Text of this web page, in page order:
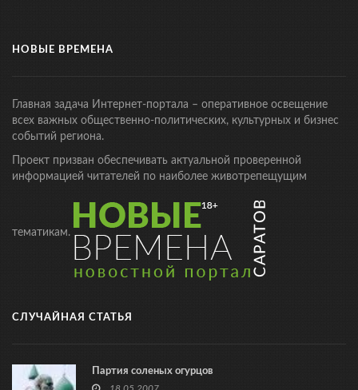
НОВЫЕ ВРЕМЕНА
Главная задача Интернет-портала – оперативное освещение
всех важных общественно-политических, культурных и бизнес
событий региона.
Проект призван обеспечивать актуальной проверенной
информацией читателей по наиболее животрепещущим
тематикам.
СЛУЧАЙНАЯ СТАТЬЯ
Партия соленых огурцов